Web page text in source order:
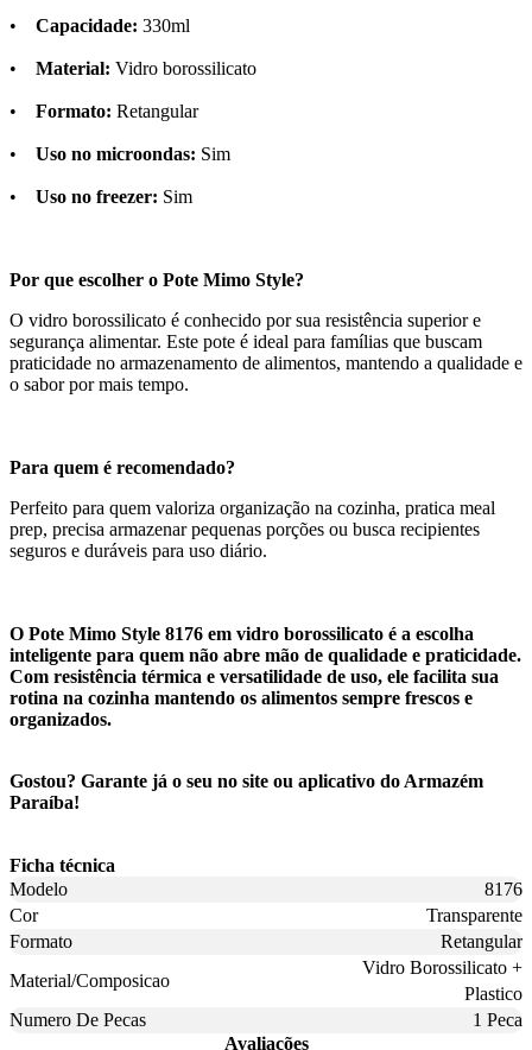
• Capacidade: 330ml
• Material: Vidro borossilicato
• Formato: Retangular
• Uso no microondas: Sim
• Uso no freezer: Sim
Por que escolher o Pote Mimo Style?
O vidro borossilicato é conhecido por sua resistência superior e
segurança alimentar. Este pote é ideal para famílias que buscam
praticidade no armazenamento de alimentos, mantendo a qualidade e
o sabor por mais tempo.
Para quem é recomendado?
Perfeito para quem valoriza organização na cozinha, pratica meal
prep, precisa armazenar pequenas porções ou busca recipientes
seguros e duráveis para uso diário.
O Pote Mimo Style 8176 em vidro borossilicato é a escolha
inteligente para quem não abre mão de qualidade e praticidade.
Com resistência térmica e versatilidade de uso, ele facilita sua
rotina na cozinha mantendo os alimentos sempre frescos e
organizados.
Gostou? Garante já o seu no site ou aplicativo do Armazém
Paraíba!
Ficha técnica
Modelo
8176
Cor
Transparente
Formato
Retangular
Material/Composicao
Vidro Borossilicato +
Plastico
Numero De Pecas
1 Peca
Avaliações